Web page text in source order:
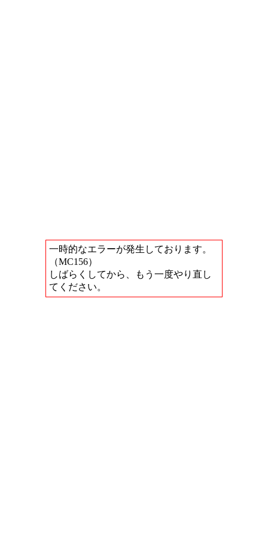
一時的なエラーが発生しております。
（MC156）
しばらくしてから、もう一度やり直し
てください。